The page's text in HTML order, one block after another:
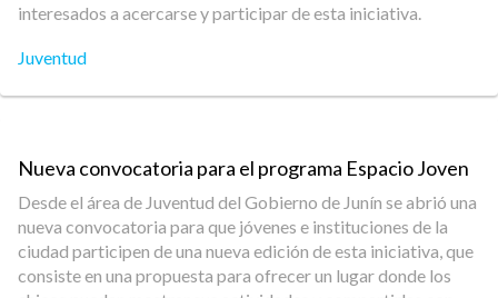
interesados a acercarse y participar de esta iniciativa.
Juventud
Nueva convocatoria para el programa Espacio Joven
Desde el área de Juventud del Gobierno de Junín se abrió una
nueva convocatoria para que jóvenes e instituciones de la
ciudad participen de una nueva edición de esta iniciativa, que
consiste en una propuesta para ofrecer un lugar donde los